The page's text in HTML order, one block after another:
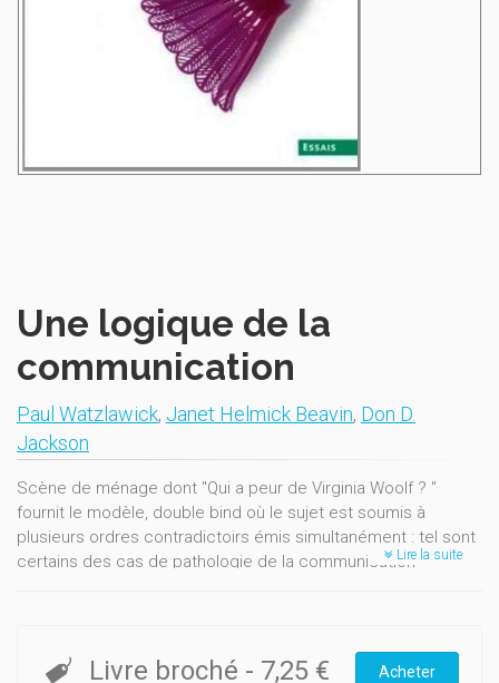
Une logique de la
communication
Paul Watzlawick, Janet Helmick Beavin, Don D.
Jackson
Scène de ménage dont "Qui a peur de Virginia Woolf ? "
fournit le modèle, double bind où le sujet est soumis à
plusieurs ordres contradictoirs émis simultanément : tel sont
certains des cas de pathologie de la communication
paradoxes ? On mettra le patient dans une double contrainte
contradictoire, on lui prescrira son symptôme même.
Lire la suite
Livre broché - 7,25 € Acheter